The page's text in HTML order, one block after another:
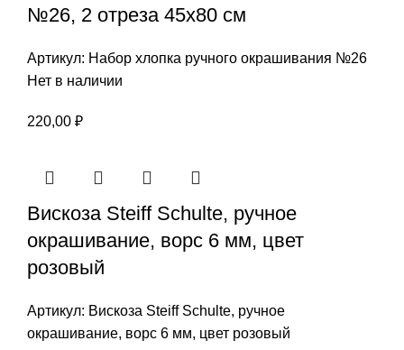
№26, 2 отреза 45х80 см
Артикул: Набор хлопка ручного окрашивания №26
Нет в наличии
220,00 ₽
Вискоза Steiff Schulte, ручное
окрашивание, ворс 6 мм, цвет
розовый
Артикул: Вискоза Steiff Schulte, ручное
окрашивание, ворс 6 мм, цвет розовый